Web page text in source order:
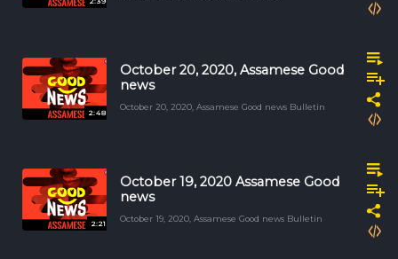
2:48
October 20, 2020, Assamese Good
news
October 20, 2020, Assamese Good news Bulletin
2:21
October 19, 2020 Assamese Good
news
October 19, 2020, Assamese Good news Bulletin